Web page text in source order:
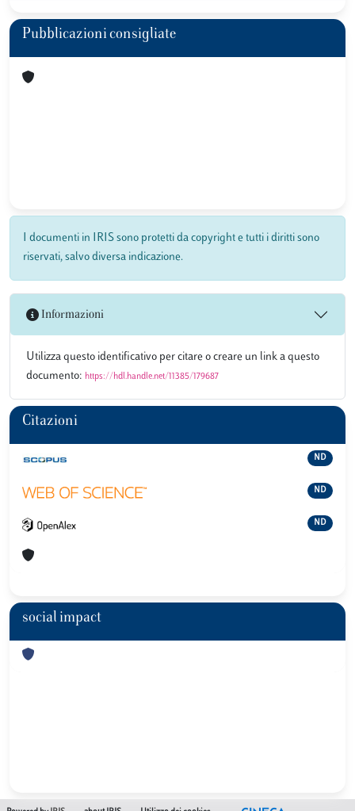
Pubblicazioni consigliate
I documenti in IRIS sono protetti da copyright e tutti i diritti sono
riservati, salvo diversa indicazione.
Informazioni
Utilizza questo identificativo per citare o creare un link a questo
documento: https://hdl.handle.net/11385/179687
Citazioni
ND
ND
ND
social impact